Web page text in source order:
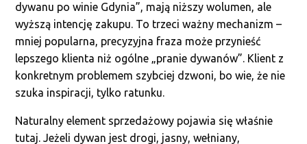
dywanu po winie Gdynia”, mają niższy wolumen, ale
wyższą intencję zakupu. To trzeci ważny mechanizm –
mniej popularna, precyzyjna fraza może przynieść
lepszego klienta niż ogólne „pranie dywanów”. Klient z
konkretnym problemem szybciej dzwoni, bo wie, że nie
szuka inspiracji, tylko ratunku.
Naturalny element sprzedażowy pojawia się właśnie
tutaj. Jeżeli dywan jest drogi, jasny, wełniany,